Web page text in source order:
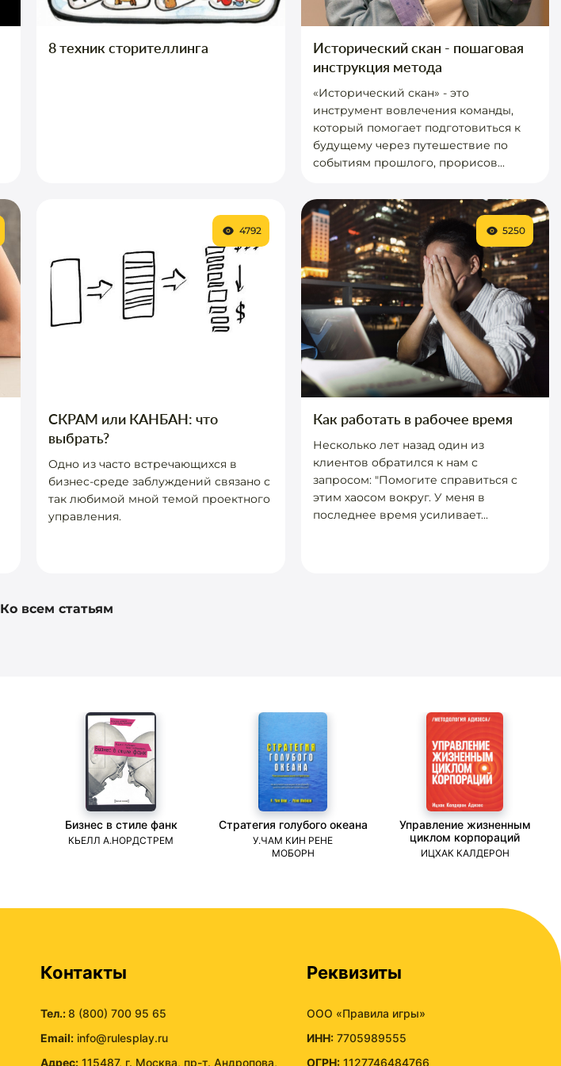
8 техник сторителлинга
Исторический скан - пошаговая
инструкция метода
«Исторический скан» - это
инструмент вовлечения команды,
который помогает подготовиться к
будущему через путешествие по
событиям прошлого, прорисов...
СКРАМ или КАНБАН: что
выбрать?
Одно из часто встречающихся в
бизнес-среде заблуждений связано с
так любимой мной темой проектного
управления.
4792
Как работать в рабочее время
Несколько лет назад один из
клиентов обратился к нам с
запросом: "Помогите справиться с
этим хаосом вокруг. У меня в
последнее время усиливает...
5250
Ко всем статьям
Бизнес в стиле фанк
КЬЕЛЛ А.НОРДСТРЕМ
Стратегия голубого океана
У.ЧАМ КИН РЕНЕ
МОБОРН
Управление жизненным
циклом корпораций
ИЦХАК КАЛДЕРОН
Контакты
Тел.:8 (800) 700 95 65
Email: info@rulesplay.ru
Адрес: 115487, г. Москва, пр-т. Андропова,
Реквизиты
ООО «Правила игры»
ИНН: 7705989555
ОГРН: 1127746484766